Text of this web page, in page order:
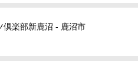
倶楽部新鹿沼 - 鹿沼市